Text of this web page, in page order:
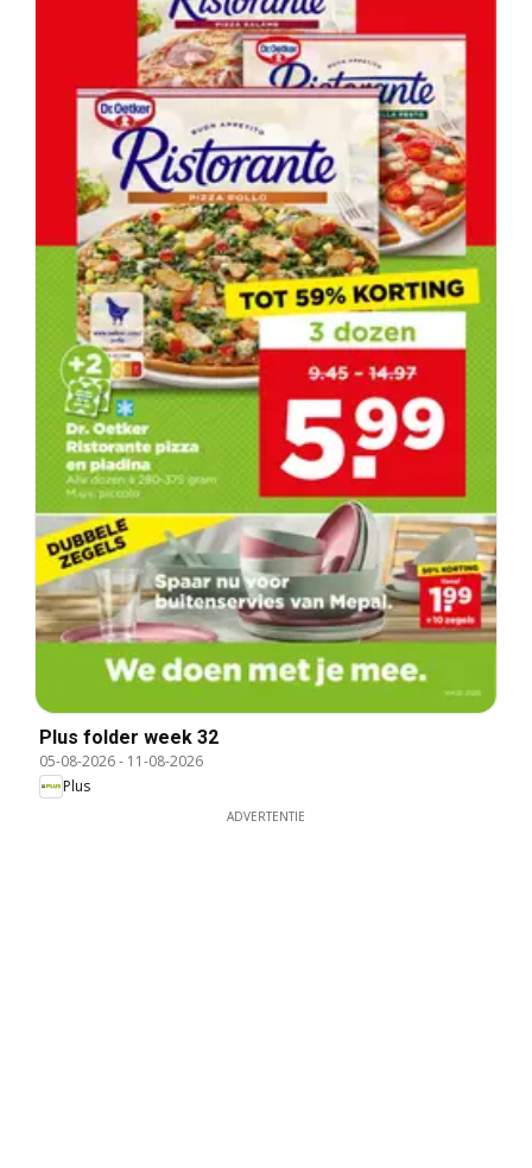
Plus folder week 32
05-08-2026- 11-08-2026
Plus
ADVERTENTIE